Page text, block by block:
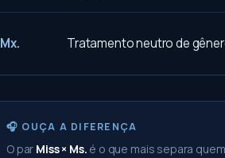
Mx. Tratamento neutro de
🎧 OUÇA A DIFERENÇA
O par Miss × Ms. é o que mais separa